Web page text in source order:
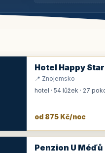
Hotel Happy Star
📍 Znojemsko
hotel · 54 lůžek · 27
od 875 Kč/noc
Penzion U Méďů